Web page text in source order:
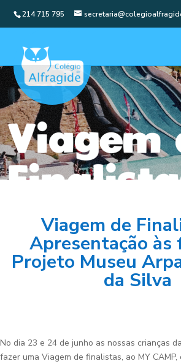
214 715 795
Viagem de
Apresentação às
Projeto Museu
da Silva
No dia 23 e 24 de junho as nossas crianças
fazer uma Viagem de finalistas, ao MY